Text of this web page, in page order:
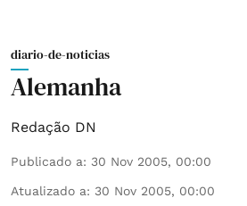
diario-de-noticias
Alemanha
Redação DN
Publicado a: 30 Nov 2005, 00:00
Atualizado a: 30 Nov 2005, 00:00